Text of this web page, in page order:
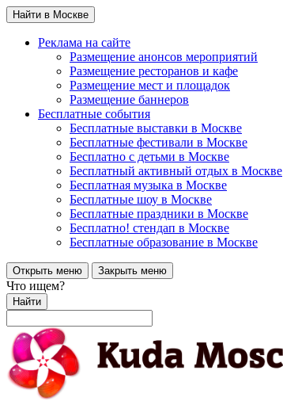
Найти в Москве
Реклама на сайте
Размещение анонсов мероприятий
Размещение ресторанов и кафе
Размещение мест и площадок
Размещение баннеров
Бесплатные события
Бесплатные выставки в Москве
Бесплатные фестивали в Москве
Бесплатно с детьми в Москве
Бесплатный активный отдых в Москве
Бесплатная музыка в Москве
Бесплатные шоу в Москве
Бесплатные праздники в Москве
Бесплатно! стендап в Москве
Бесплатные образование в Москве
Открыть меню Закрыть меню
Что ищем?
Найти